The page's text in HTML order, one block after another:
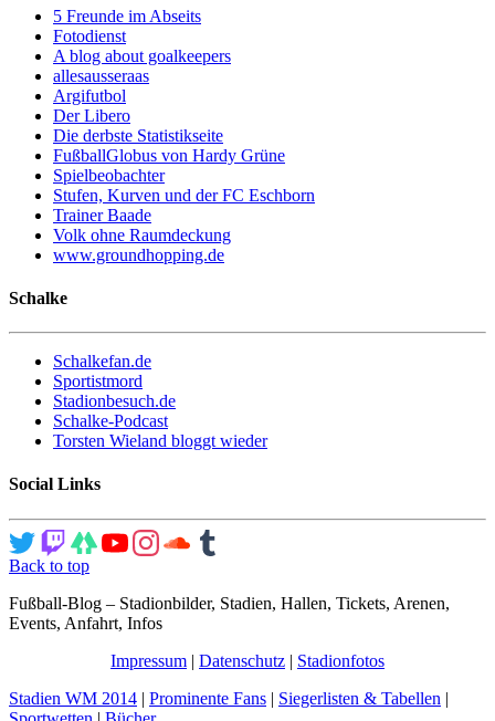
5 Freunde im Abseits
Fotodienst
A blog about goalkeepers
allesausseraas
Argifutbol
Der Libero
Die derbste Statistikseite
FußballGlobus von Hardy Grüne
Spielbeobachter
Stufen, Kurven und der FC Eschborn
Trainer Baade
Volk ohne Raumdeckung
www.groundhopping.de
Schalke
Schalkefan.de
Sportistmord
Stadionbesuch.de
Schalke-Podcast
Torsten Wieland bloggt wieder
Social Links
Back to top
Fußball-Blog – Stadionbilder, Stadien, Hallen, Tickets, Arenen,
Events, Anfahrt, Infos
Impressum | Datenschutz | Stadionfotos
Stadien WM 2014 | Prominente Fans | Siegerlisten & Tabellen |